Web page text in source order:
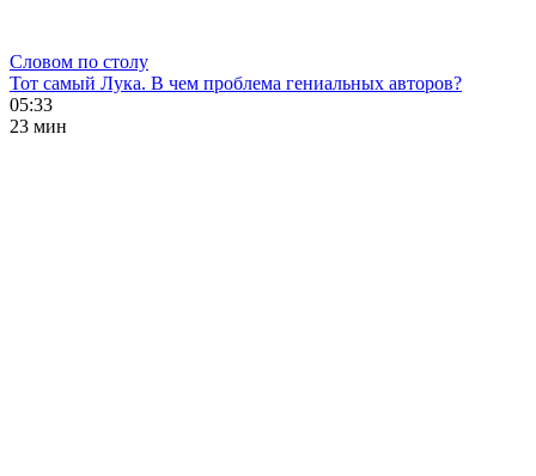
Словом по столу
Тот самый Лука. В чем проблема гениальных авторов?
05:33
23 мин